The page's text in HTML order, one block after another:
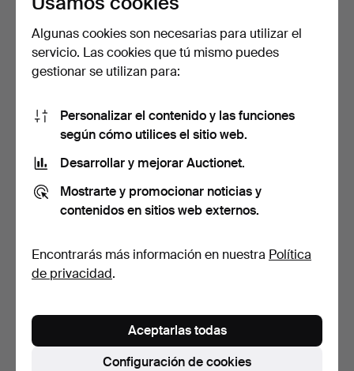
BERNDT FRIBERG. Un
jarrón, esmaltado de pi…
6 pujas
232 USD
seleccionado
BERNDT FRIBERG. Un
jarrón, esmalte de piel…
21 pujas
385 USD
Algunas cookies son necesarias para utilizar el
servicio. Las cookies que tú mismo puedes
gestionar se utilizan para:
Personalizar el contenido y las funciones
según cómo utilices el sitio web.
Desarrollar y mejorar Auctionet.
Mostrarte y promocionar noticias y
contenidos en sitios web externos.
Encontrarás más información en nuestra Política
de privacidad.
Configuración de cookies
Aceptarlas todas